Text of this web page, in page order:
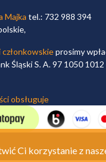
Majka tel.: 732 988 394
członkowskieprosimy
Śląski S. A. 97 1050
obsługuje
Ci korzystanie z